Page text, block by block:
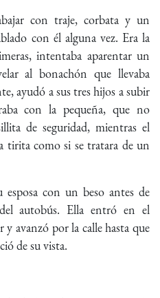
con traje, corbata y un
con él alguna vez. Era la
intentaba aparentar un
al bonachón que llevaba
ayudó a sus tres hijos a subir
con la pequeña, que no
de seguridad, mientras el
tirita como si se tratara de un
con un beso antes de
autobús. Ella entró en el
avanzó por la calle hasta que
de su vista.